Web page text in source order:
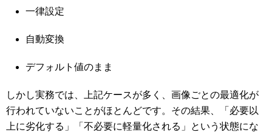
一律設定
自動変換
デフォルト値のまま
しかし実務では、上記ケースが多く、画像ごとの最適化が
行われていないことがほとんどです。その結果、「必要以
上に劣化する」「不必要に軽量化される」という状態にな